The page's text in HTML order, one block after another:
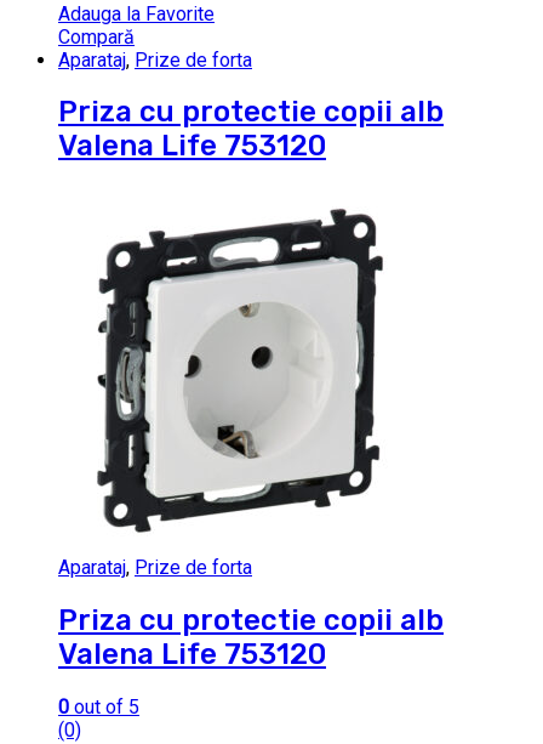
Adauga la Favorite
Compară
Aparataj, Prize de forta
Priza cu protectie copii alb
Valena Life 753120
Aparataj, Prize de forta
Priza cu protectie copii alb
Valena Life 753120
0 out of 5
(0)